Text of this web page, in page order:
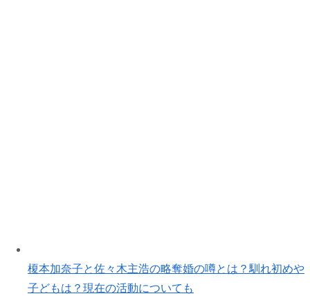
榎本加奈子と佐々木主浩の略奪婚の噂とは？馴れ初めや
子どもは？現在の活動についても